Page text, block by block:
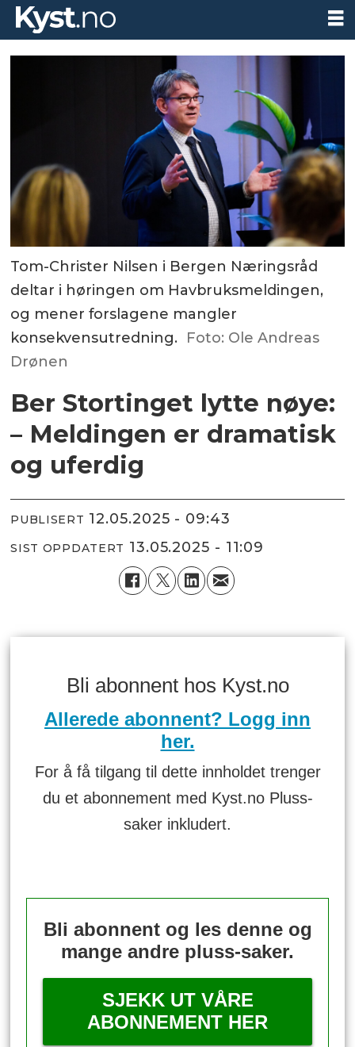
Tom-Christer Nilsen i Bergen Næringsråd
deltar i høringen om Havbruksmeldingen,
og mener forslagene mangler
konsekvensutredning. Foto: Ole Andreas
Drønen
Ber Stortinget lytte nøye:
– Meldingen er dramatisk
og uferdig
PUBLISERT 12.05.2025 - 09:43
SIST OPPDATERT 13.05.2025 - 11:09
Bli abonnent hos Kyst.no
Allerede abonnent? Logg inn
her.
For å få tilgang til dette innholdet trenger
du et abonnement med Kyst.no Pluss-
saker inkludert.
Bli abonnent og les denne og
mange andre pluss-saker.
SJEKK UT VÅRE
ABONNEMENT HER